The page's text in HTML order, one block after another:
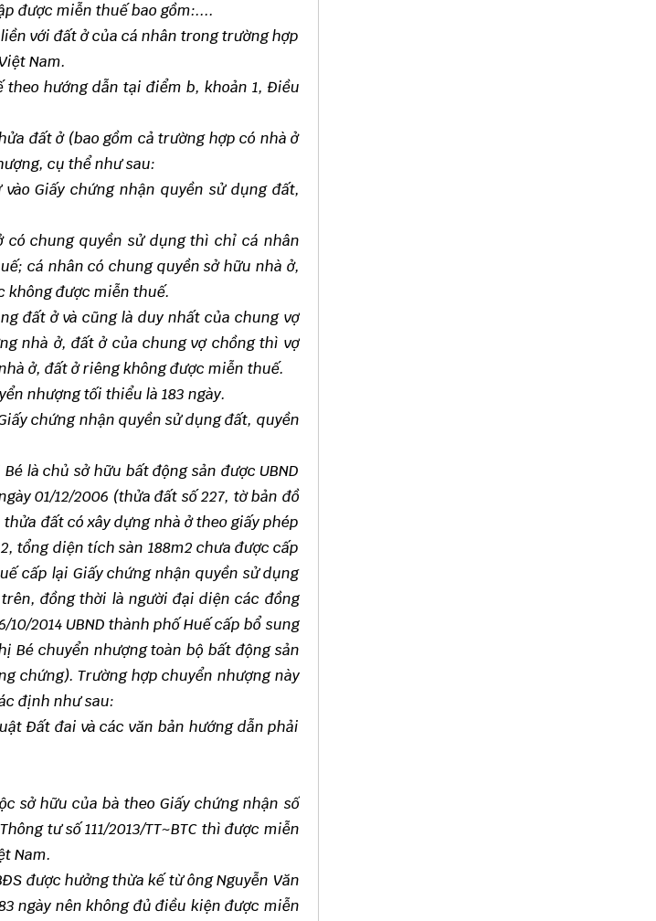
được miễn thuế bao gồm:....
với đất ở của cá nhân trong trường hợp
Nam.
hướng dẫn tại điểm b, khoản 1, Điều
đất ở (bao gồm cả trường hợp có nhà ở
cụ thể như sau:
Giấy chứng nhận quyền sử dụng đất,
có chung quyền sử dụng thì chỉ cá nhân
cá nhân có chung quyền sở hữu nhà ở,
không được miễn thuế.
đất ở và cũng là duy nhất của chung vợ
nhà ở, đất ở của chung vợ chồng thì vợ
ở, đất ở riêng không được miễn thuế.
nhượng tối thiểu là 183 ngày.
chứng nhận quyền sử dụng đất, quyền
là chủ sở hữu bất động sản được UBND
01/12/2006 (thửa đất số 227, tờ bản đồ
đất có xây dựng nhà ở theo giấy phép
tổng diện tích sàn 188m2 chưa được cấp
cấp lại Giấy chứng nhận quyền sử dụng
trên, đồng thời là người đại diện các đồng
2014 UBND thành phố Huế cấp bổ sung
Bé chuyển nhượng toàn bộ bất động sản
chứng). Trường hợp chuyển nhượng này
định như sau:
Đất đai và các văn bản hướng dẫn phải
sở hữu của bà theo Giấy chứng nhận số
Thông tư số 111/2013/TT~BTC thì được miễn
Nam.
được hưởng thừa kế từ ông Nguyễn Văn
ngày nên không đủ điều kiện được miễn